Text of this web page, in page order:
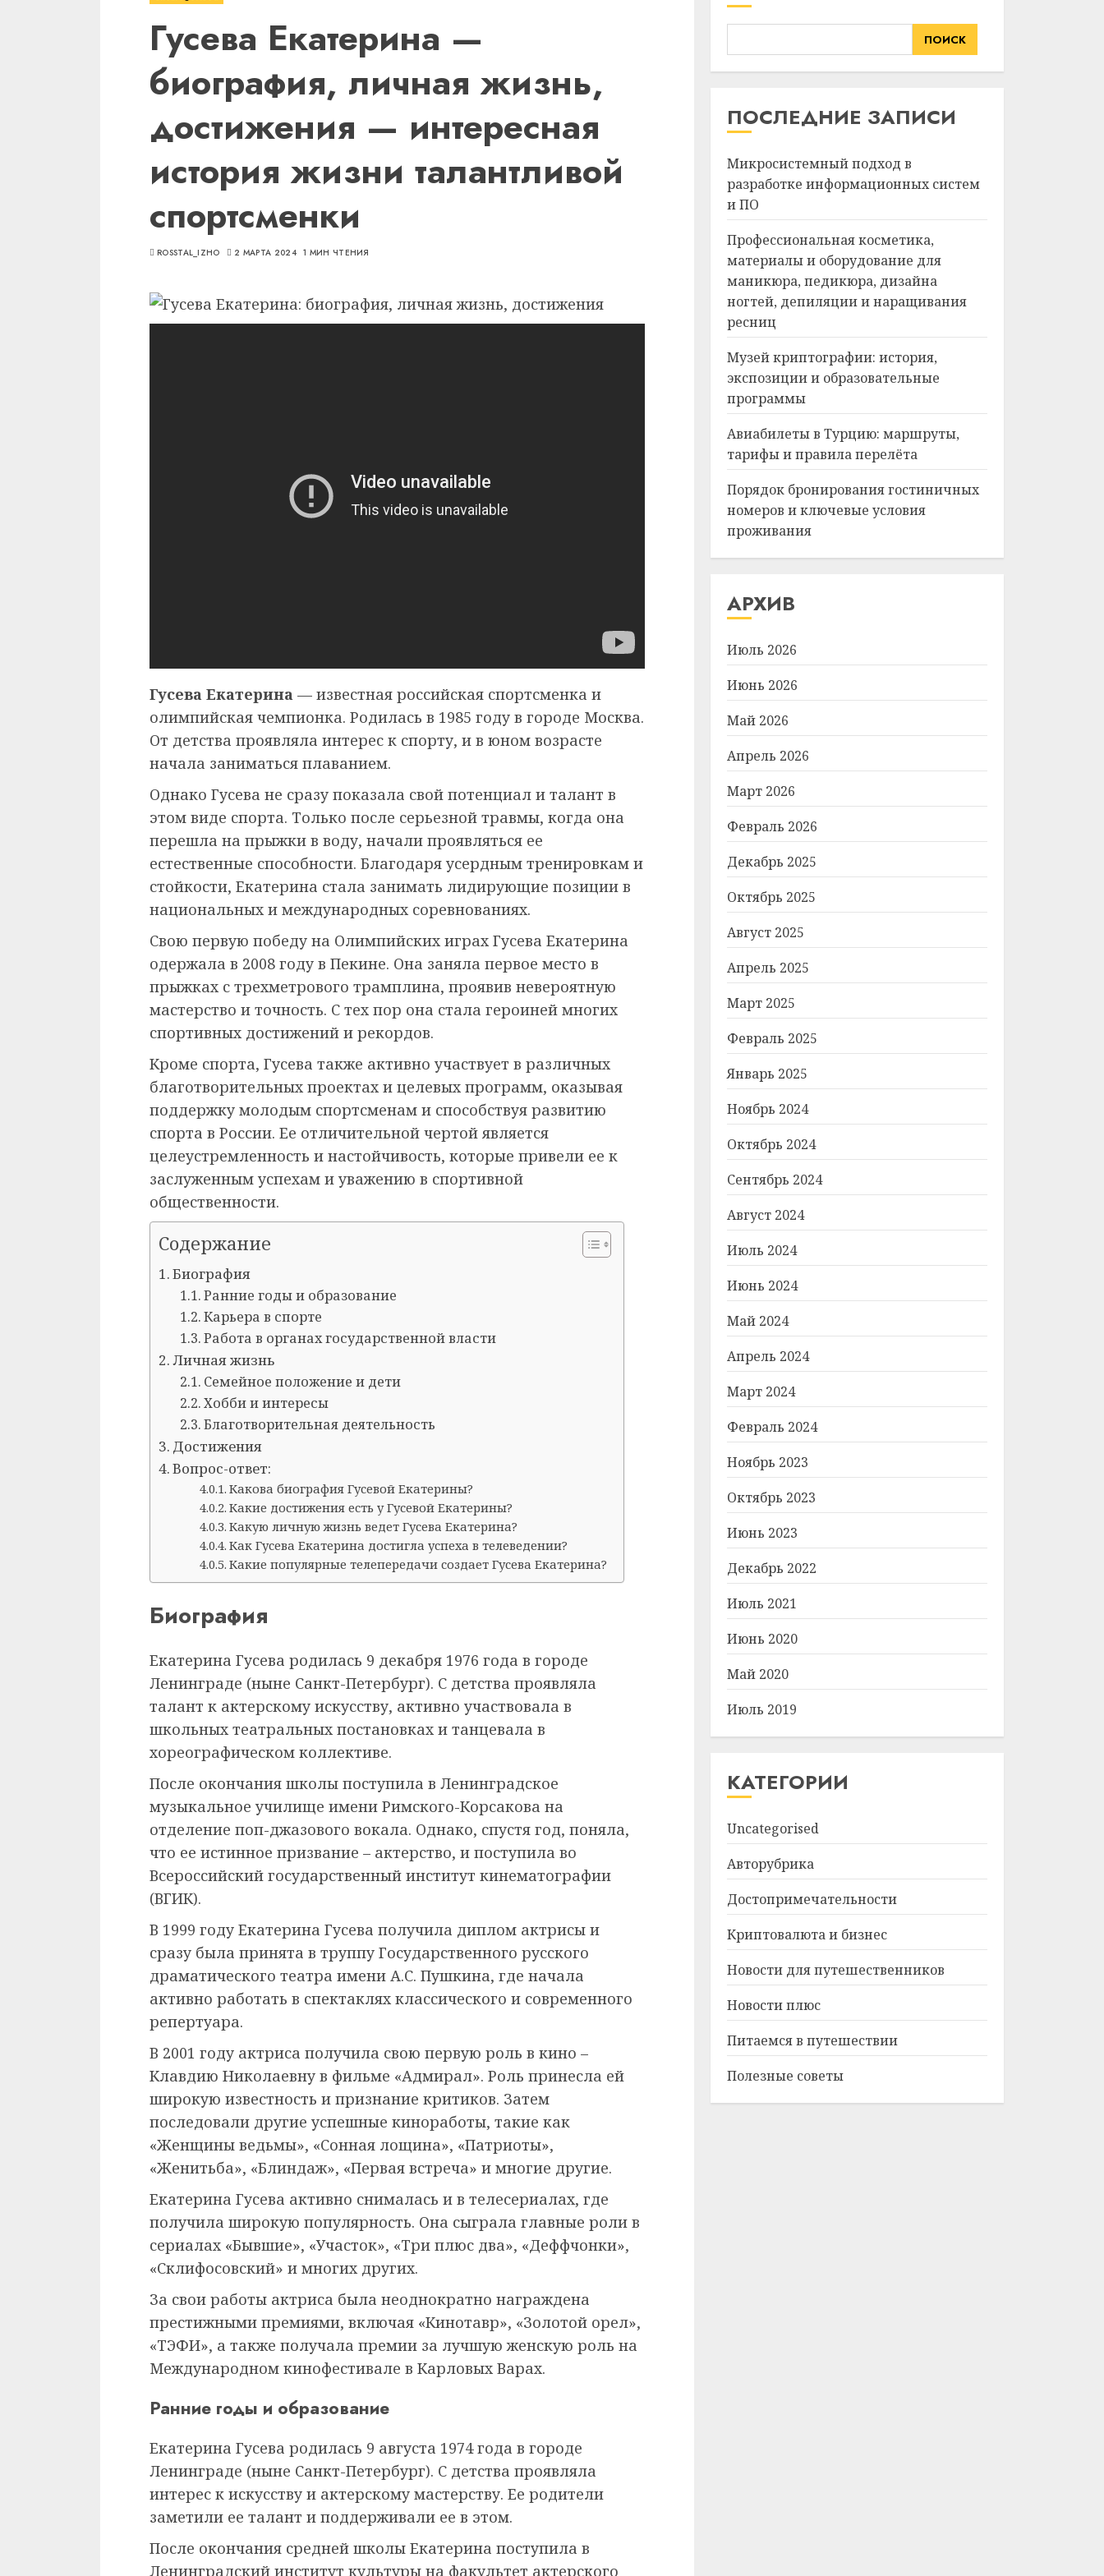
Гусева Екатерина —
биография, личная жизнь,
достижения — интересная
история жизни талантливой
спортсменки
ROSSTAL_IZHO 2 МАРТА 2024 1 МИН ЧТЕНИЯ
Гусева Екатерина — известная российская спортсменка и
олимпийская чемпионка. Родилась в 1985 году в городе Москва.
От детства проявляла интерес к спорту, и в юном возрасте
начала заниматься плаванием.
Однако Гусева не сразу показала свой потенциал и талант в
этом виде спорта. Только после серьезной травмы, когда она
перешла на прыжки в воду, начали проявляться ее
естественные способности. Благодаря усердным тренировкам и
стойкости, Екатерина стала занимать лидирующие позиции в
национальных и международных соревнованиях.
Свою первую победу на Олимпийских играх Гусева Екатерина
одержала в 2008 году в Пекине. Она заняла первое место в
прыжках с трехметрового трамплина, проявив невероятную
мастерство и точность. С тех пор она стала героиней многих
спортивных достижений и рекордов.
Кроме спорта, Гусева также активно участвует в различных
благотворительных проектах и целевых программ, оказывая
поддержку молодым спортсменам и способствуя развитию
спорта в России. Ее отличительной чертой является
целеустремленность и настойчивость, которые привели ее к
заслуженным успехам и уважению в спортивной
общественности.
Содержание
Биография
Ранние годы и образование
Карьера в спорте
Работа в органах государственной власти
Личная жизнь
Семейное положение и дети
Хобби и интересы
Благотворительная деятельность
Достижения
Вопрос-ответ:
Какова биография Гусевой Екатерины?
Какие достижения есть у Гусевой Екатерины?
Какую личную жизнь ведет Гусева Екатерина?
Как Гусева Екатерина достигла успеха в телеведении?
Какие популярные телепередачи создает Гусева Екатерина?
Биография
Екатерина Гусева родилась 9 декабря 1976 года в городе
Ленинграде (ныне Санкт-Петербург). С детства проявляла
талант к актерскому искусству, активно участвовала в
школьных театральных постановках и танцевала в
хореографическом коллективе.
После окончания школы поступила в Ленинградское
музыкальное училище имени Римского-Корсакова на
отделение поп-джазового вокала. Однако, спустя год, поняла,
что ее истинное призвание – актерство, и поступила во
Всероссийский государственный институт кинематографии
(ВГИК).
В 1999 году Екатерина Гусева получила диплом актрисы и
сразу была принята в труппу Государственного русского
драматического театра имени А.С. Пушкина, где начала
активно работать в спектаклях классического и современного
репертуара.
В 2001 году актриса получила свою первую роль в кино –
Клавдию Николаевну в фильме «Адмирал». Роль принесла ей
широкую известность и признание критиков. Затем
последовали другие успешные киноработы, такие как
«Женщины ведьмы», «Сонная лощина», «Патриоты»,
«Женитьба», «Блиндаж», «Первая встреча» и многие другие.
Екатерина Гусева активно снималась и в телесериалах, где
получила широкую популярность. Она сыграла главные роли в
сериалах «Бывшие», «Участок», «Три плюс два», «Деффчонки»,
«Склифосовский» и многих других.
За свои работы актриса была неоднократно награждена
престижными премиями, включая «Кинотавр», «Золотой орел»,
«ТЭФИ», а также получала премии за лучшую женскую роль на
Международном кинофестивале в Карловых Варах.
Ранние годы и образование
Екатерина Гусева родилась 9 августа 1974 года в городе
Ленинграде (ныне Санкт-Петербург). С детства проявляла
интерес к искусству и актерскому мастерству. Ее родители
заметили ее талант и поддерживали ее в этом.
После окончания средней школы Екатерина поступила в
Ленинградский институт культуры на факультет актерского
ПОИСК
ПОСЛЕДНИЕ ЗАПИСИ
Микросистемный подход в
разработке информационных систем
и ПО
Профессиональная косметика,
материалы и оборудование для
маникюра, педикюра, дизайна
ногтей, депиляции и наращивания
ресниц
Музей криптографии: история,
экспозиции и образовательные
программы
Авиабилеты в Турцию: маршруты,
тарифы и правила перелёта
Порядок бронирования гостиничных
номеров и ключевые условия
проживания
АРХИВ
Июль 2026
Июнь 2026
Май 2026
Апрель 2026
Март 2026
Февраль 2026
Декабрь 2025
Октябрь 2025
Август 2025
Апрель 2025
Март 2025
Февраль 2025
Январь 2025
Ноябрь 2024
Октябрь 2024
Сентябрь 2024
Август 2024
Июль 2024
Июнь 2024
Май 2024
Апрель 2024
Март 2024
Февраль 2024
Ноябрь 2023
Октябрь 2023
Июнь 2023
Декабрь 2022
Июль 2021
Июнь 2020
Май 2020
Июль 2019
КАТЕГОРИИ
Uncategorised
Авторубрика
Достопримечательности
Криптовалюта и бизнес
Новости для путешественников
Новости плюс
Питаемся в путешествии
Полезные советы